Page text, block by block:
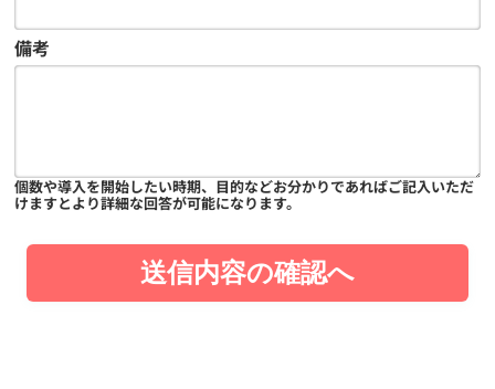
備考
個数や導入を開始したい時期、目的などお分かりであればご記入いただ
けますとより詳細な回答が可能になります。
送信内容の確認へ